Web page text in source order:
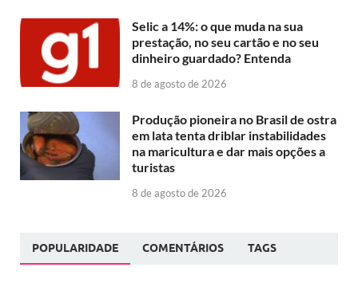
Selic a 14%: o que muda na sua
prestação, no seu cartão e no seu
dinheiro guardado? Entenda
8 de agosto de 2026
Produção pioneira no Brasil de ostra
em lata tenta driblar instabilidades
na maricultura e dar mais opções a
turistas
8 de agosto de 2026
POPULARIDADE COMENTÁRIOS TAGS